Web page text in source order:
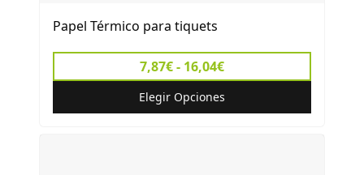
Papel Térmico para tiquets
7,87€ - 16,04€
Elegir Opciones